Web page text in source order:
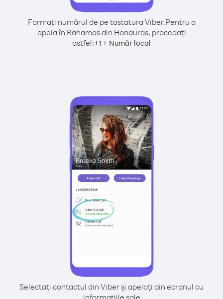
Formați numărul de pe tastatura Viber.Pentru a
apela în Bahamas din Honduras, procedați
astfel:+1 + Număr local
Selectați contactul din Viber și apelați din ecranul cu
informațiile sale